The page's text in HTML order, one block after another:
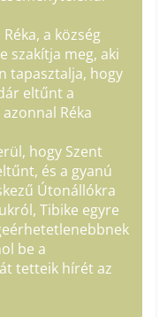
a község
szakítja meg, aki
tapasztalja, hogy
eltűnt a
Réka
hogy Szent
és a gyanú
Útonállókra
Tibike egyre
be a
tetteik hírét az